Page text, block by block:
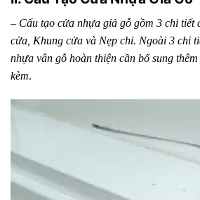
– Cấu tạo cửa nhựa giả gỗ gồm 3 chi tiết
cửa, Khung cửa và Nẹp chỉ. Ngoài 3 chi
nhựa vân gỗ hoàn thiện cần bổ sung
kèm.